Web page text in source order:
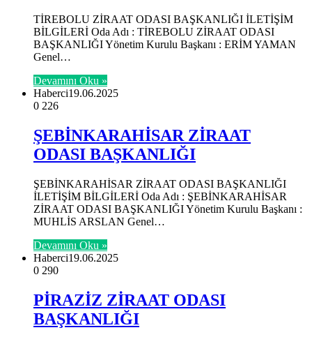
TİREBOLU ZİRAAT ODASI BAŞKANLIĞI İLETİŞİM
BİLGİLERİ Oda Adı : TİREBOLU ZİRAAT ODASI
BAŞKANLIĞI Yönetim Kurulu Başkanı : ERİM YAMAN
Genel…
Devamını Oku »
Haberci19.06.2025
0 226
ŞEBİNKARAHİSAR ZİRAAT
ODASI BAŞKANLIĞI
ŞEBİNKARAHİSAR ZİRAAT ODASI BAŞKANLIĞI
İLETİŞİM BİLGİLERİ Oda Adı : ŞEBİNKARAHİSAR
ZİRAAT ODASI BAŞKANLIĞI Yönetim Kurulu Başkanı :
MUHLİS ARSLAN Genel…
Devamını Oku »
Haberci19.06.2025
0 290
PİRAZİZ ZİRAAT ODASI
BAŞKANLIĞI